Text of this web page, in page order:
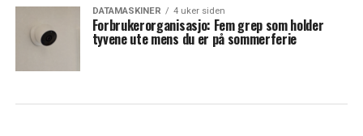
DATAMASKINER 4 uker siden
Forbrukerorganisasjo: Fem grep som holder
tyvene ute mens du er på sommerferie